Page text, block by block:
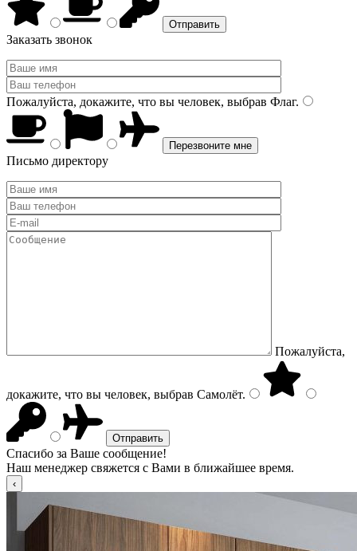
Заказать звонок
Пожалуйста, докажите, что вы человек, выбрав Флаг.
Письмо директору
Пожалуйста,
докажите, что вы человек, выбрав Самолёт.
Спасибо за Ваше сообщение!
Наш менеджер свяжется с Вами в ближайшее время.